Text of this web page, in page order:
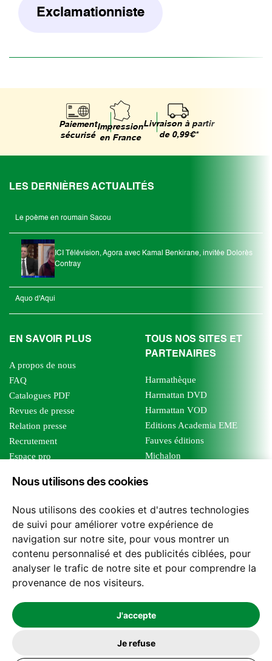
Nous utilisons des cookies
Nous utilisons des cookies et d'autres technologies
de suivi pour améliorer votre expérience de
navigation sur notre site, pour vous montrer un
contenu personnalisé et des publicités ciblées, pour
analyser le trafic de notre site et pour comprendre la
provenance de nos visiteurs.
J'accepte
Je refuse
Exclamationniste
Paiement
sécurisé
Impression
en France
Livraison à partir
de 0,99€*
LES DERNIÈRES ACTUALITÉS
Le poème en roumain Sacou
ICI Télévision, Agora avec Kamal Benkirane, invitée Dolorès
Contray
Aquo d'Aqui
EN SAVOIR PLUS
A propos de nous
FAQ
Catalogues PDF
Revues de presse
Relation presse
Recrutement
Espace pro
Foreign rights
TOUS NOS SITES ET
PARTENAIRES
Harmathèque
Harmattan DVD
Harmattan VOD
Editions Academia EME
Fauves éditions
Michalon
Editions Sutton
Les impliqués
Tous les éditeurs
Nos structures
Nous contacter
2026 -© Les Editions l'Harmattan. Tous droits réservés - Site réalisé par